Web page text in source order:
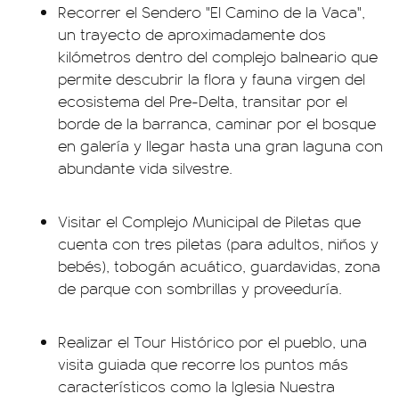
Recorrer el Sendero "El Camino de la Vaca",
un trayecto de aproximadamente dos
kilómetros dentro del complejo balneario que
permite descubrir la flora y fauna virgen del
ecosistema del Pre-Delta, transitar por el
borde de la barranca, caminar por el bosque
en galería y llegar hasta una gran laguna con
abundante vida silvestre.
Visitar el Complejo Municipal de Piletas que
cuenta con tres piletas (para adultos, niños y
bebés), tobogán acuático, guardavidas, zona
de parque con sombrillas y proveeduría.
Realizar el Tour Histórico por el pueblo, una
visita guiada que recorre los puntos más
característicos como la Iglesia Nuestra